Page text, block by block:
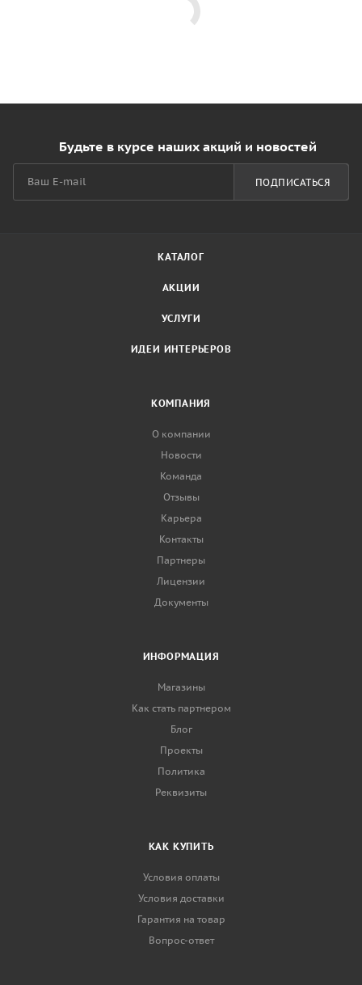
Будьте в курсе наших акций и новостей
ПОДПИСАТЬСЯ
КАТАЛОГ
АКЦИИ
УСЛУГИ
ИДЕИ ИНТЕРЬЕРОВ
КОМПАНИЯ
О компании
Новости
Команда
Отзывы
Карьера
Контакты
Партнеры
Лицензии
Документы
ИНФОРМАЦИЯ
Магазины
Как стать партнером
Блог
Проекты
Политика
Реквизиты
КАК КУПИТЬ
Условия оплаты
Условия доставки
Гарантия на товар
Вопрос-ответ